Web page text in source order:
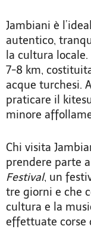
Jambiani è
autentico,
la cultura
7-8 km,
acque turchesi.
praticare il
minore
Chi visita
prendere parte
Festival, un
tre giorni e che
cultura e la
effettuate corse